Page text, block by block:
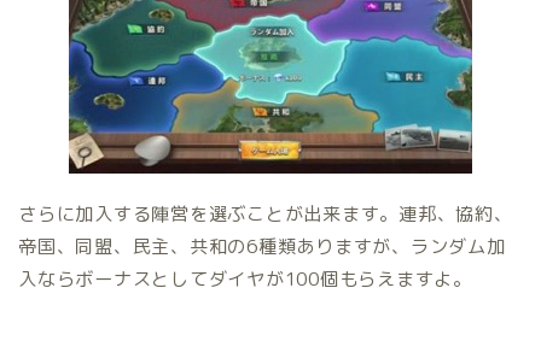
さらに加入する陣営を選ぶことが出来ます。連邦、協約、
帝国、同盟、民主、共和の6種類ありますが、ランダム加
入ならボーナスとしてダイヤが100個もらえますよ。